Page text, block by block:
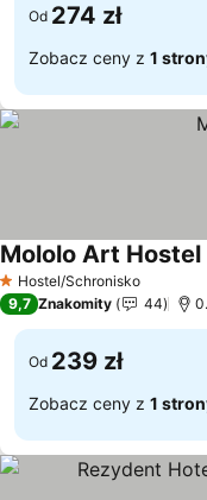
Od 274 zł
Zobacz ceny z 1
1 Kategoria
Hostel/Schronisko
Mololo Art Hostel
9,7 Znakomity 44
Od 239 zł
Zobacz ceny z 1